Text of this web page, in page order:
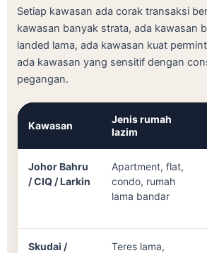
Setiap kawasan ada corak transaksi
kawasan banyak strata, ada kawasan
landed lama, ada kawasan kuat
ada kawasan yang sensitif dengan
pegangan.
Kawasan
Jenis rumah
lazim
Johor Bahru
/ CIQ / Larkin
Apartment, flat,
condo, rumah
lama bandar
Skudai /
Teres lama,